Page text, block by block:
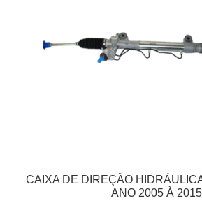
CAIXA DE DIREÇÃO
ANO 2005 À 2015